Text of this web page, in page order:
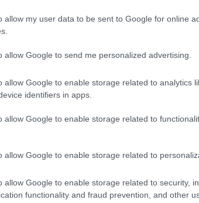
allow my user data to be sent to Google for online
allow Google to send me personalized advertising.
allow Google to enable storage related to analytics
identifiers in apps.
allow Google to enable storage related to
allow Google to enable storage related to
allow Google to enable storage related to security,
functionality and fraud prevention, and other
watch?v=GXDch9MnG9o 2010.06.08. 14:41:00
még a Volán-HSC mérközés de szerintem fizetősé
adni. A pénz mindig jól jön.
Válasz
számunkra, Danival egyeztetve, estére kiderül, mi
Válasz